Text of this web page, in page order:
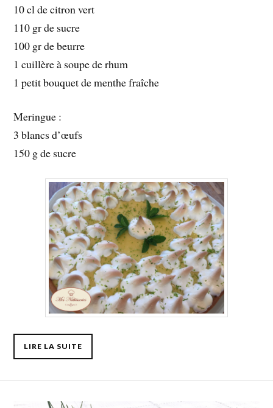
10 cl de citron vert
110 gr de sucre
100 gr de beurre
1 cuillère à soupe de rhum
1 petit bouquet de menthe fraîche
Meringue :
3 blancs d’œufs
150 g de sucre
LIRE LA SUITE